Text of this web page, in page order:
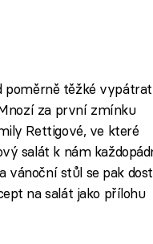
poměrně těžké
za první zmínku
Rettigové, ve které
salát k nám
vánoční stůl se pak
na salát jako přílohu